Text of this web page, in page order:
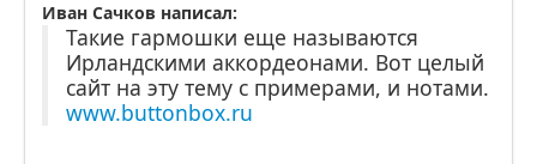
Иван Сачков написал:
Такие гармошки еще называются
Ирландскими аккордеонами. Вот целый
сайт на эту тему с примерами, и нотами.
www.buttonbox.ru